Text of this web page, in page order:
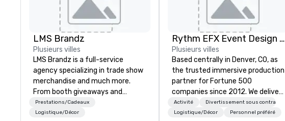
LMS Brandz
Plusieurs villes
LMS Brandz is a full-service
agency specializing in trade show
merchandise and much more.
From booth giveaways and
branded apparel to executive
gifting, displays, banners, signage,
Prestations/Cadeaux
Logistique/Décor
Rythm EFX Event Design & Fabrication
Plusieurs villes
Based centrally in Denver, CO, as
the trusted immersive production
partner for Fortune 500
companies since 2012. We deliver
stunning premium AV and in-
house custom scenic fabrication
Activité
Divertissement sous contrat
Logistique/Décor
Personnel préféré